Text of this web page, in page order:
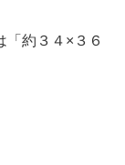
「約３４×３６